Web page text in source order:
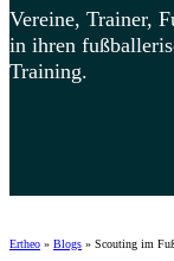
Vereine, Trainer,
in ihren
Training.
Ertheo » Blogs » Scouting im